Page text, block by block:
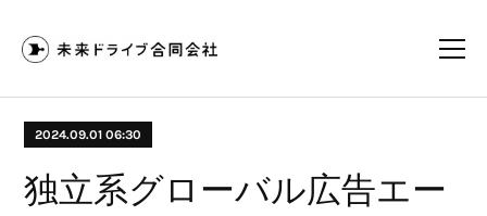
2024.09.01 06:30
独立系グローバル広告エー